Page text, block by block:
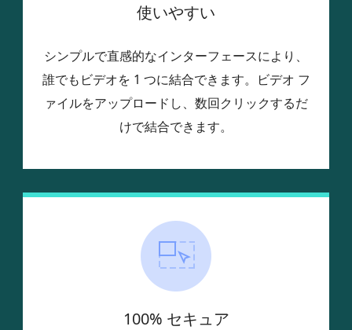
使いやすい
シンプルで直感的なインターフェースにより、
誰でもビデオを 1 つに結合できます。ビデオ フ
ァイルをアップロードし、数回クリックするだ
けで結合できます。
100% セキュア